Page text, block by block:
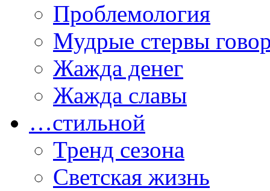
Проблемология
Мудрые стервы
Жажда денег
Жажда славы
…стильной
Тренд сезона
Светская жизнь